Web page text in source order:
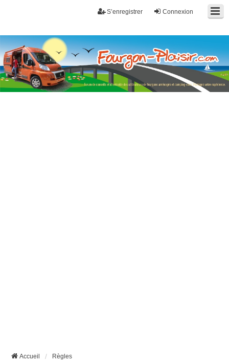
Connexion
S’enregistrer
Fourgon-plaisir.com
Forum de conseils et d'entraide des utilisateurs de fourgons, fourgons
aménagés, vans et de camping-car. Partagez votre expérience.
Accueil Règles